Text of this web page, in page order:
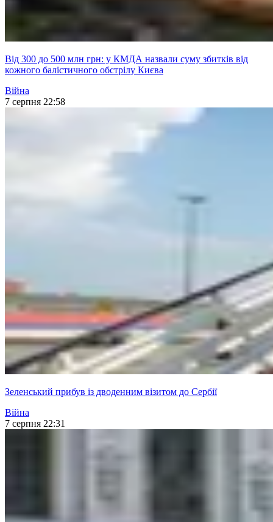
Від 300 до 500 млн грн: у КМДА назвали суму збитків від
кожного балістичного обстрілу Києва
Війна
7 серпня 22:58
Зеленський прибув із дводенним візитом до Сербії
Війна
7 серпня 22:31